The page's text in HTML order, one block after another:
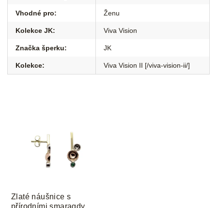
Vhodné pro: Ženu
Kolekce JK: Viva Vision
Značka šperku: JK
Kolekce: Viva Vision II [/viva-vision-ii/]
Zlaté náušnice s
přírodními smaragdy